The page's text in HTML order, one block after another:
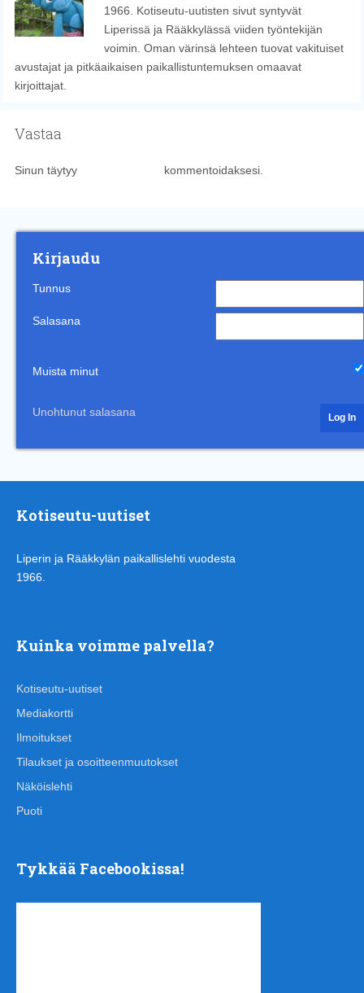
1966. Kotiseutu-uutisten sivut syntyvät
Liperissä ja Rääkkylässä viiden työntekijän
voimin. Oman värinsä lehteen tuovat vakituiset
avustajat ja pitkäaikaisen paikallistuntemuksen omaavat
kirjoittajat.
Vastaa
Sinun täytyy kommentoidaksesi.
Kirjaudu
Tunnus
Salasana
Muista minut
Unohtunut salasana
Kotiseutu-uutiset
Liperin ja Rääkkylän paikallislehti vuodesta
1966.
Kuinka voimme palvella?
Kotiseutu-uutiset
Mediakortti
Ilmoitukset
Tilaukset ja osoitteenmuutokset
Näköislehti
Puoti
Tykkää Facebookissa!